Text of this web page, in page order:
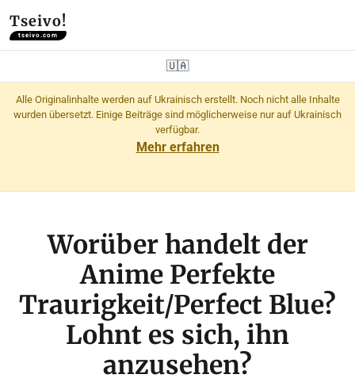
Tseivo!
tseivo.com
🇺🇦
Alle Originalinhalte werden auf Ukrainisch erstellt. Noch nicht alle Inhalte
wurden übersetzt. Einige Beiträge sind möglicherweise nur auf Ukrainisch
verfügbar.
Mehr erfahren
Worüber handelt der
Anime Perfekte
Traurigkeit/Perfect Blue?
Lohnt es sich, ihn
anzusehen?